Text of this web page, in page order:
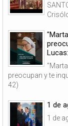
preocupan y te
42)
1 de
1 de